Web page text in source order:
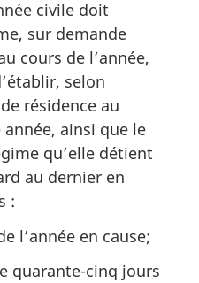
civile doit
sur demande
cours de l’année,
selon
résidence au
ainsi que le
qu’elle détient
au dernier en
:
l’année en cause;
quarante-cinq jours